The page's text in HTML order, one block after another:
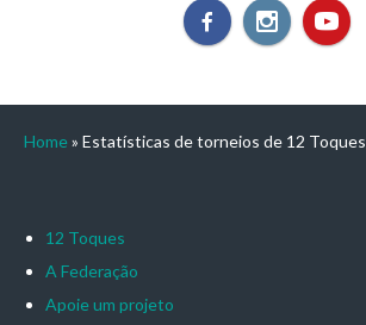
Home » Estatísticas de torneios de 12 Toques
12 Toques
A Federação
Apoie um projeto